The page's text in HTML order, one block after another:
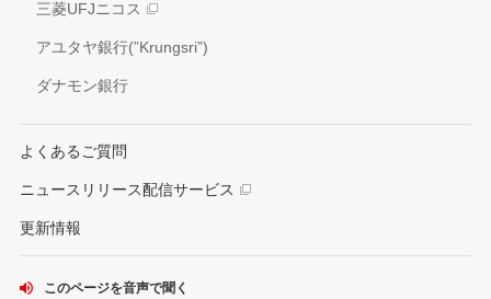
IRお問い合わせ窓口
社会貢献活動
三菱UFJニコス
アユタヤ銀行(”Krungsri”)
ダナモン銀行
よくあるご質問
ニュースリリース配信サービス
更新情報
このページを音声で聞く